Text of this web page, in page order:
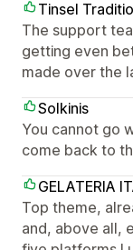
Tinsel
The support
getting even
made over the
Solkinis
You cannot go
come back to
GELATERIA
Top theme,
and, above all,